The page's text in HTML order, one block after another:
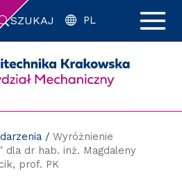
SZUKAJ PL
/ Wyróżnienie
dla dr hab. inż. Magdaleny
prof. PK